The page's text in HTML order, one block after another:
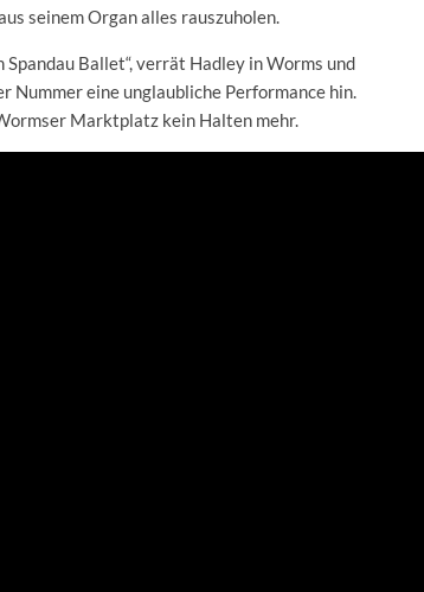
seinem Organ alles rauszuholen.
Ballet“, verrät Hadley in Worms und
Nummer eine unglaubliche Performance hin.
Marktplatz kein Halten mehr.